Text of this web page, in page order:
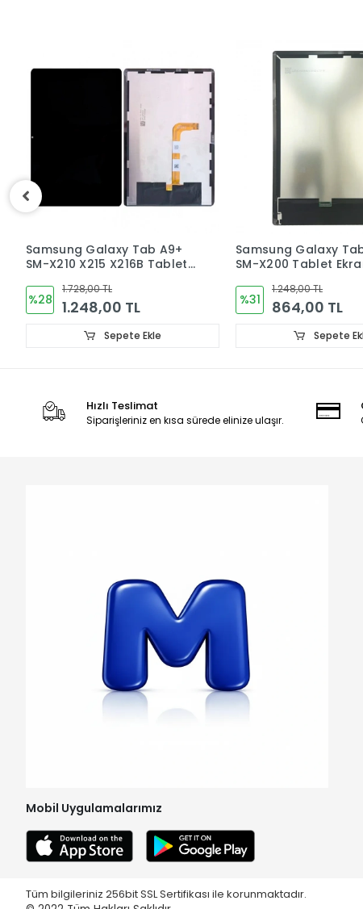
Samsung Galaxy Tab A8
SM-X200 Tablet Ekran
%31
1.248,00 TL
864,00 TL
Sepete Ekle
Samsung Galaxy
X110 X115 Tablet
%31
1.248,00 TL
864,00 TL
Sepete
Hızlı Teslimat
Siparişleriniz en kısa sürede elinize ulaşır.
Mobil Uygulamalarımız
Tüm bilgileriniz 256bit SSL Sertifikası ile korunmaktadır.